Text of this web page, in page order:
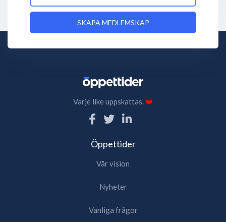
SKAPA MEDLEMSKAP
Varje like uppskattas.❤️
Öppettider
Vår vision
Nyheter
Vanliga frågor